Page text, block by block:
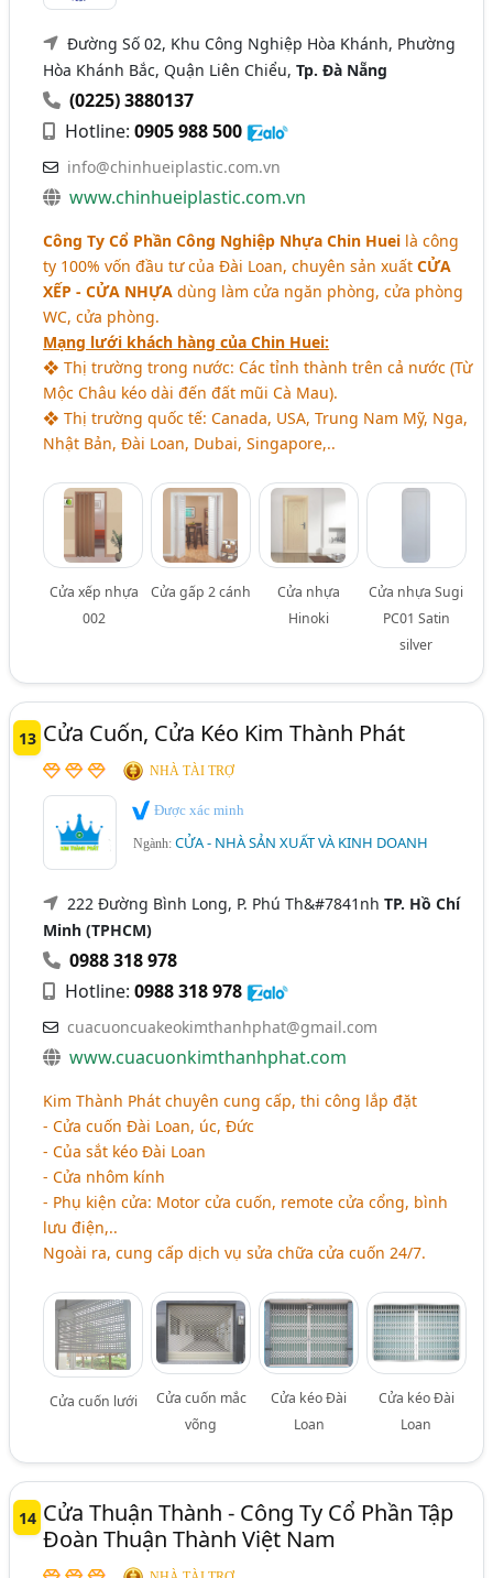
Đường Số 02, Khu Công Nghiệp Hòa Khánh, Phường
Hòa Khánh Bắc, Quận Liên Chiểu,Tp. Đà Nẵng
(0225) 3880137
Hotline:0905 988 500
info@chinhueiplastic.com.vn
www.chinhueiplastic.com.vn
Công Ty Cổ Phần Công Nghiệp Nhựa Chin Huei là công
ty 100% vốn đầu tư của Đài Loan, chuyên sản xuấtCỬA
XẾP - CỬA NHỰA dùng làm cửa ngăn phòng, cửa phòng
WC, cửa phòng.
Mạng lưới khách hàng của Chin Huei:
❖ Thị trường trong nước: Các tỉnh thành trên cả nước (Từ
Mộc Châu kéo dài đến đất mũi Cà Mau).
❖ Thị trường quốc tế: Canada, USA, Trung Nam Mỹ, Nga,
Nhật Bản, Đài Loan, Dubai, Singapore,..
Cửa xếp nhựa
002
Cửa gấp 2 cánh
Cửa nhựa
Hinoki
Cửa nhựa Sugi
PC01 Satin
silver
13 Cửa Cuốn, Cửa Kéo Kim Thành Phát
NHÀ TÀI TRỢ
Được xác minh
Ngành:CỬA - NHÀ SẢN XUẤT VÀ KINH DOANH
222 Đường Bình Long, P. Phú Th&#7841nhTP. Hồ Chí
Minh (TPHCM)
0988 318 978
Hotline:0988 318 978
cuacuoncuakeokimthanhphat@gmail.com
www.cuacuonkimthanhphat.com
Kim Thành Phát chuyên cung cấp, thi công lắp đặt
- Cửa cuốn Đài Loan, úc, Đức
- Của sắt kéo Đài Loan
- Cửa nhôm kính
- Phụ kiện cửa: Motor cửa cuốn, remote cửa cổng, bình
lưu điện,..
Ngoài ra, cung cấp dịch vụ sửa chữa cửa cuốn 24/7.
Cửa cuốn lưới
Cửa cuốn mắc
võng
Cửa kéo Đài
Loan
Cửa kéo Đài
Loan
14 Cửa Thuận Thành - Công Ty Cổ Phần Tập
Đoàn Thuận Thành Việt Nam